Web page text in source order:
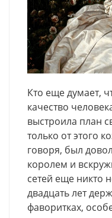
Кто еще думает,
качество
выстроила план
только от этого
говоря, был
королем и
сетей еще никто
двадцать лет
фаворитках,